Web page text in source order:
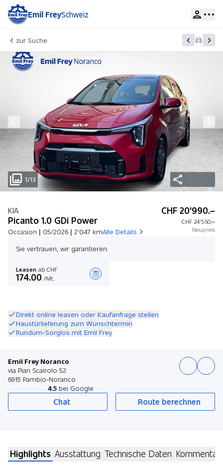
Emil FreySchweiz
zur Suche
1/13
KIA
Picanto 1.0 GDi Power
Occasion | 05/2026 | 2'047 kmAlle Details
CHF 20'990.–
CHF 24'550.–
Neupreis
Sie vertrauen, wir garantieren.
Leasen ab CHF
174.00 /Mt.
Direkt online leasen oder Kaufanfrage stellen
Haustürlieferung zum Wunschtermin
Rundum-Sorglos mit Emil Frey
Emil Frey Noranco
via Pian Scairolo 52
6915 Pambio-Noranco
4.5 bei Google
Chat Route berechnen
Highlights Ausstattung Technische Daten Kommentar